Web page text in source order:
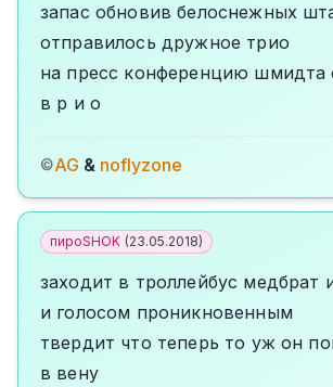
запас обновив белоснежных
отправилось дружное трио
на пресс конференцию шмидта
в р и о
©AG & noflyzone
пироSHOK (23.05.2018)
заходит в троллейбус медбрат
и голосом проникновенным
твердит что теперь то уж он
в вену